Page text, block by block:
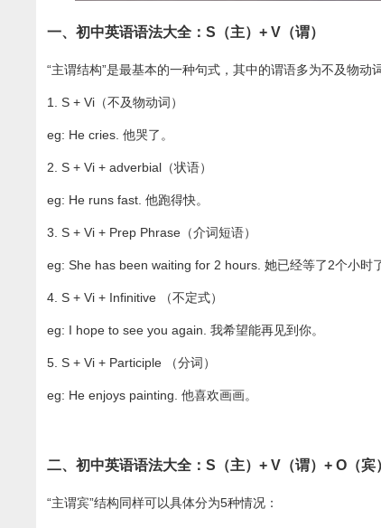
一、初中英语语法大全：S（主）+ V（谓）
“主谓结构”是最基本的一种句式，其中的谓语多为不及物动
1. S + Vi（不及物动词）
eg: He cries. 他哭了。
2. S + Vi + adverbial（状语）
eg: He runs fast. 他跑得快。
3. S + Vi + Prep Phrase（介词短语）
eg: She has been waiting for 2 hours. 她已经等了2个小时了
4. S + Vi + Infinitive （不定式）
eg: I hope to see you again. 我希望能再见到你。
5. S + Vi + Participle （分词）
eg: He enjoys painting. 他喜欢画画。
二、初中英语语法大全：S（主）+ V（谓）+ O（宾
“主谓宾”结构同样可以具体分为5种情况：